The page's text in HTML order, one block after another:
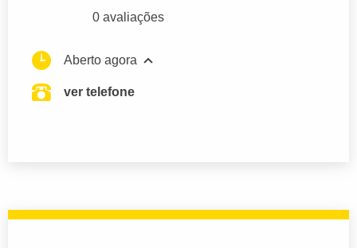
0 avaliações
Aberto agora
ver telefone